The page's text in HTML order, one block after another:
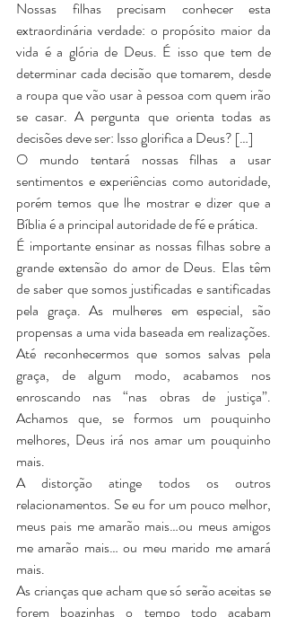
Nossas filhas precisam conhecer esta
extraordinária verdade: o propósito maior da
vida é a glória de Deus. É isso que tem de
determinar cada decisão que tomarem, desde
a roupa que vão usar à pessoa com quem irão
se casar. A pergunta que orienta todas as
decisões deve ser: Isso glorifica a Deus? […]
O mundo tentará nossas filhas a usar
sentimentos e experiências como autoridade,
porém temos que lhe mostrar e dizer que a
Bíblia é a principal autoridade de fé e prática.
É importante ensinar as nossas filhas sobre a
grande extensão do amor de Deus. Elas têm
de saber que somos justificadas e santificadas
pela graça. As mulheres em especial, são
propensas a uma vida baseada em realizações.
Até reconhecermos que somos salvas pela
graça, de algum modo, acabamos nos
enroscando nas “nas obras de justiça”.
Achamos que, se formos um pouquinho
melhores, Deus irá nos amar um pouquinho
mais.
A distorção atinge todos os outros
relacionamentos. Se eu for um pouco melhor,
meus pais me amarão mais…ou meus amigos
me amarão mais… ou meu marido me amará
mais.
As crianças que acham que só serão aceitas se
forem boazinhas o tempo todo acabam